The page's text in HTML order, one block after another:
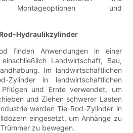
Montageoptionen und
Hydraulikzylinder
finden Anwendungen in einer
Landwirtschaft, Bau,
Im landwirtschaftlichen
Zylinder in landwirtschaftlichen
und Ernte verwendet, um
und Ziehen schwerer Lasten
werden Tie-Rod-Zylinder in
eingesetzt, um Anhänge zu
zu bewegen.